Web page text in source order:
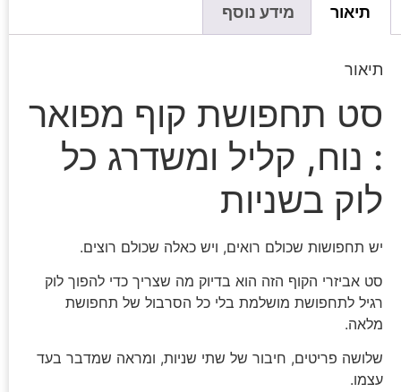
תיאור מידע נוסף
תיאור
סט תחפושת קוף מפואר
: נוח, קליל ומשדרג כל
לוק בשניות
יש תחפושות שכולם רואים, ויש כאלה שכולם רוצים.
סט אביזרי הקוף הזה הוא בדיוק מה שצריך כדי להפוך לוק
רגיל לתחפושת מושלמת בלי כל הסרבול של תחפושת
מלאה.
שלושה פריטים, חיבור של שתי שניות, ומראה שמדבר בעד
עצמו.